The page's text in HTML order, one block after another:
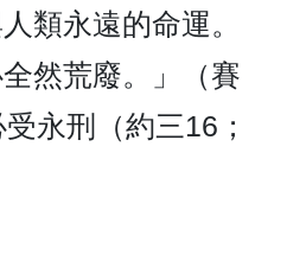
類永遠的命運。
然荒廢。」（賽
永刑（約三16；